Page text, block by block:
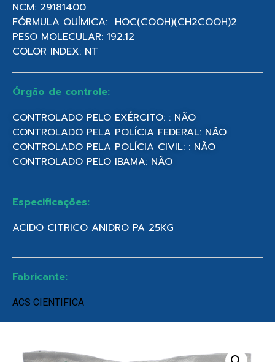
NCM: 29181400
FÓRMULA QUÍMICA: HOC(COOH)(CH2COOH)2
PESO MOLECULAR: 192.12
COLOR INDEX: NT
Órgão de controle:
CONTROLADO PELO EXÉRCITO: : NÃO
CONTROLADO PELA POLÍCIA FEDERAL: NÃO
CONTROLADO PELA POLÍCIA CIVIL: : NÃO
CONTROLADO PELO IBAMA: NÃO
Especificações:
ACIDO CITRICO ANIDRO PA 25KG
Fabricante:
ACS CIENTIFICA